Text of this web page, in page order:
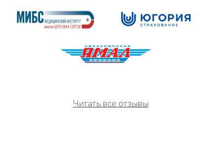
Читать все отзывы